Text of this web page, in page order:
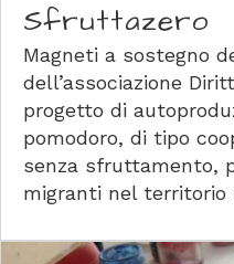
Sfruttazero
Magneti a sostegno
dell’associazione
progetto di
pomodoro, di tipo
senza sfruttamento,
migranti nel territorio